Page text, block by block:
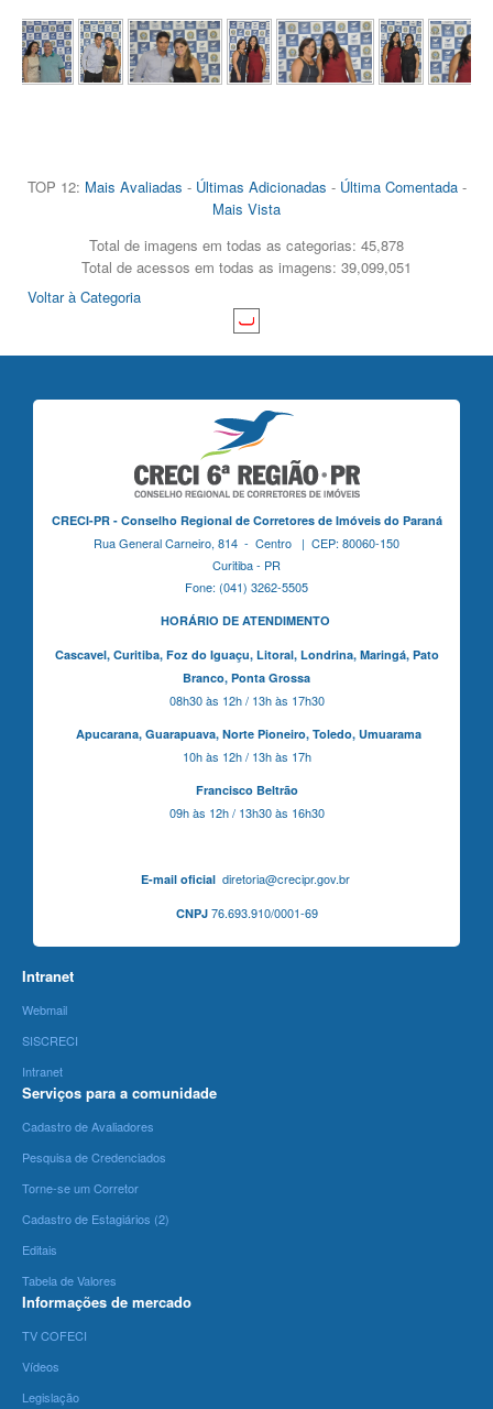
TOP 12: Mais Avaliadas - Últimas Adicionadas - Última Comentada-
Mais Vista
Total de imagens em todas as categorias: 45,878
Total de acessos em todas as imagens: 39,099,051
Voltar à Categoria
CRECI-PR - Conselho Regional de Corretores de Imóveis do Paraná
Rua General Carneiro, 814 - Centro | CEP: 80060-150
Curitiba - PR
Fone: (041) 3262-5505
HORÁRIO DE ATENDIMENTO
Cascavel, Curitiba,Foz do Iguaçu, Litoral, Londrina, Maringá, Pato
Branco, Ponta Grossa
08h30 às 12h / 13h às 17h30
Apucarana, Guarapuava, Norte Pioneiro, Toledo, Umuarama
10h às 12h / 13h às 17h
Francisco Beltrão
09h às 12h / 13h30 às 16h30
E-mail oficialdiretoria@crecipr.gov.br
CNPJ76.693.910/0001-69
Intranet
Webmail
SISCRECI
Intranet
Serviços para a comunidade
Cadastro de Avaliadores
Pesquisa de Credenciados
Torne-se um Corretor
Cadastro de Estagiários (2)
Editais
Tabela de Valores
Informações de mercado
TV COFECI
Vídeos
Legislação